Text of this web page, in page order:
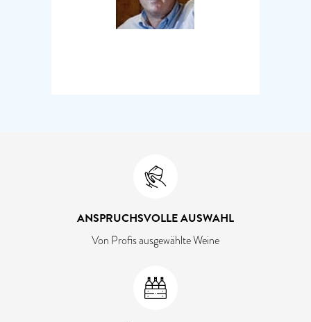
ANSPRUCHSVOLLE AUSWAHL
Von Profis ausgewählte Weine